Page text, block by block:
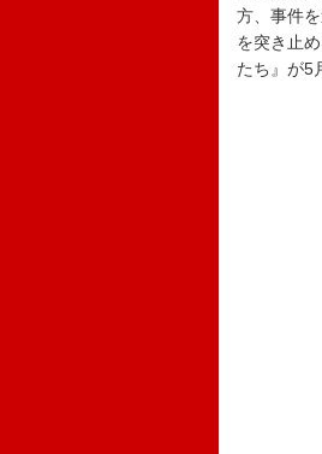
方、事件
を突き止
たち』が5